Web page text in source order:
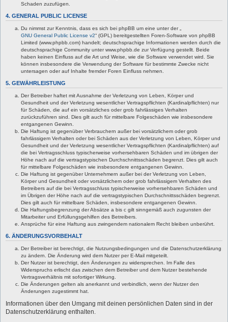
Schaden zuzufügen.
4. GENERAL PUBLIC LICENSE
Du nimmst zur Kenntnis, dass es sich bei phpBB um eine unter der „
GNU General Public License v2“ (GPL) bereitgestellten Foren-Software von phpBB
Limited (www.phpbb.com) handelt; deutschsprachige Informationen werden durch die
deutschsprachige Community unter www.phpbb.de zur Verfügung gestellt. Beide
haben keinen Einfluss auf die Art und Weise, wie die Software verwendet wird. Sie
können insbesondere die Verwendung der Software für bestimmte Zwecke nicht
untersagen oder auf Inhalte fremder Foren Einfluss nehmen.
5. GEWÄHRLEISTUNG
Der Betreiber haftet mit Ausnahme der Verletzung von Leben, Körper und
Gesundheit und der Verletzung wesentlicher Vertragspflichten (Kardinalpflichten) nur
für Schäden, die auf ein vorsätzliches oder grob fahrlässiges Verhalten
zurückzuführen sind. Dies gilt auch für mittelbare Folgeschäden wie insbesondere
entgangenen Gewinn.
Die Haftung ist gegenüber Verbrauchern außer bei vorsätzlichem oder grob
fahrlässigem Verhalten oder bei Schäden aus der Verletzung von Leben, Körper und
Gesundheit und der Verletzung wesentlicher Vertragspflichten (Kardinalpflichten) auf
die bei Vertragsschluss typischerweise vorhersehbaren Schäden und im übrigen der
Höhe nach auf die vertragstypischen Durchschnittsschäden begrenzt. Dies gilt auch
für mittelbare Folgeschäden wie insbesondere entgangenen Gewinn.
Die Haftung ist gegenüber Unternehmern außer bei der Verletzung von Leben,
Körper und Gesundheit oder vorsätzlichem oder grob fahrlässigem Verhalten des
Betreibers auf die bei Vertragsschluss typischerweise vorhersehbaren Schäden und
im Übrigen der Höhe nach auf die vertragstypischen Durchschnittsschäden begrenzt.
Dies gilt auch für mittelbare Schäden, insbesondere entgangenen Gewinn.
Die Haftungsbegrenzung der Absätze a bis c gilt sinngemäß auch zugunsten der
Mitarbeiter und Erfüllungsgehilfen des Betreibers.
Ansprüche für eine Haftung aus zwingendem nationalem Recht bleiben unberührt.
6. ÄNDERUNGSVORBEHALT
Der Betreiber ist berechtigt, die Nutzungsbedingungen und die Datenschutzerklärung
zu ändern. Die Änderung wird dem Nutzer per E-Mail mitgeteilt.
Der Nutzer ist berechtigt, den Änderungen zu widersprechen. Im Falle des
Widerspruchs erlischt das zwischen dem Betreiber und dem Nutzer bestehende
Vertragsverhältnis mit sofortiger Wirkung.
Die Änderungen gelten als anerkannt und verbindlich, wenn der Nutzer den
Änderungen zugestimmt hat.
Informationen über den Umgang mit deinen persönlichen Daten sind in der
Datenschutzerklärung enthalten.